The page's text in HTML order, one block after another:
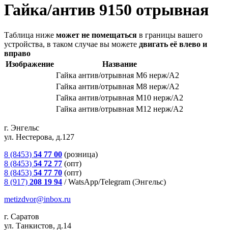
Гайка/антив 9150 отрывная
Таблица ниже может не помещаться в границы вашего
устройства, в таком случае вы можете двигать её влево и
вправо
Изображение
Название
Гайка антив/отрывная М6 нерж/А2
Гайка антив/отрывная М8 нерж/А2
Гайка антив/отрывная М10 нерж/А2
Гайка антив/отрывная М12 нерж/А2
г. Энгельс
ул. Нестерова, д.127
8 (8453) 54 77 00 (розница)
8 (8453) 54 72 77 (опт)
8 (8453) 54 77 70 (опт)
8 (917) 208 19 94 /WatsApp/Telegram (Энгельс)
metizdvor@inbox.ru
г. Саратов
ул. Танкистов, д.14